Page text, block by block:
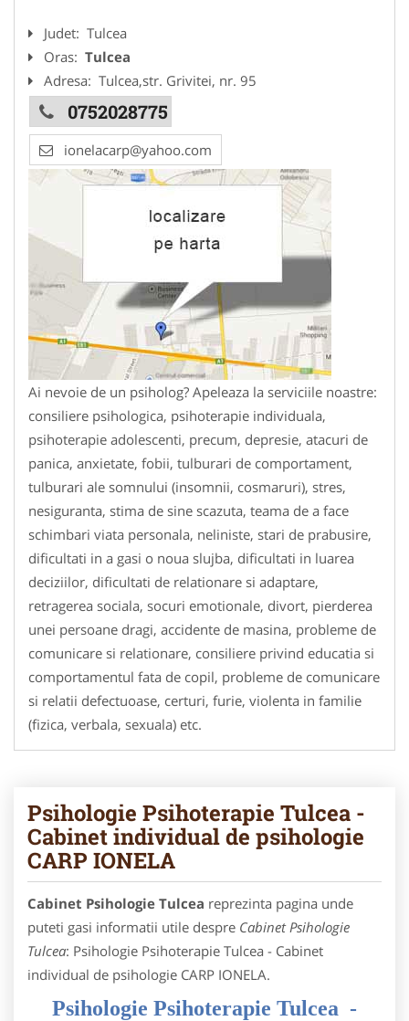
Judet: Tulcea
Oras: Tulcea
Adresa: Tulcea,str. Grivitei, nr. 95
0752028775
ionelacarp@yahoo.com
Ai nevoie de un psiholog? Apeleaza la serviciile noastre:
consiliere psihologica, psihoterapie individuala,
psihoterapie adolescenti, precum, depresie, atacuri de
panica, anxietate, fobii, tulburari de comportament,
tulburari ale somnului (insomnii, cosmaruri), stres,
nesiguranta, stima de sine scazuta, teama de a face
schimbari viata personala, neliniste, stari de prabusire,
dificultati in a gasi o noua slujba, dificultati in luarea
deciziilor, dificultati de relationare si adaptare,
retragerea sociala, socuri emotionale, divort, pierderea
unei persoane dragi, accidente de masina, probleme de
comunicare si relationare, consiliere privind educatia si
comportamentul fata de copil, probleme de comunicare
si relatii defectuoase, certuri, furie, violenta in familie
(fizica, verbala, sexuala) etc.
Psihologie Psihoterapie Tulcea -
Cabinet individual de psihologie
CARP IONELA
Cabinet Psihologie Tulcea reprezinta pagina unde
puteti gasi informatii utile despre Cabinet Psihologie
Tulcea: Psihologie Psihoterapie Tulcea - Cabinet
individual de psihologie CARP IONELA.
Psihologie Psihoterapie Tulcea -